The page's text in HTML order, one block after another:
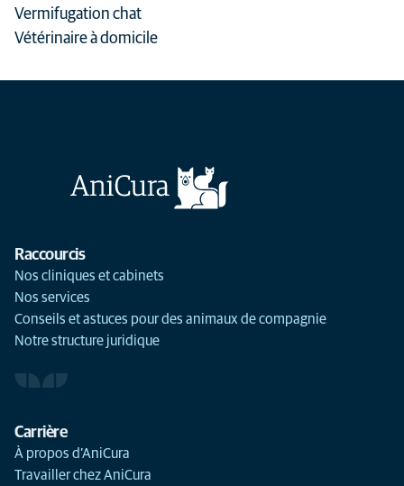
Vermifugation chat
Vétérinaire à domicile
Raccourcis
Nos cliniques et cabinets
Nos services
Conseils et astuces pour des animaux de compagnie
Notre structure juridique
Carrière
À propos d’AniCura
Travailler chez AniCura